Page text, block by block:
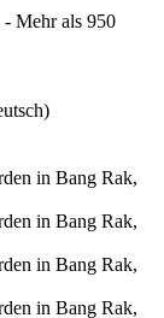
- Mehr als 950